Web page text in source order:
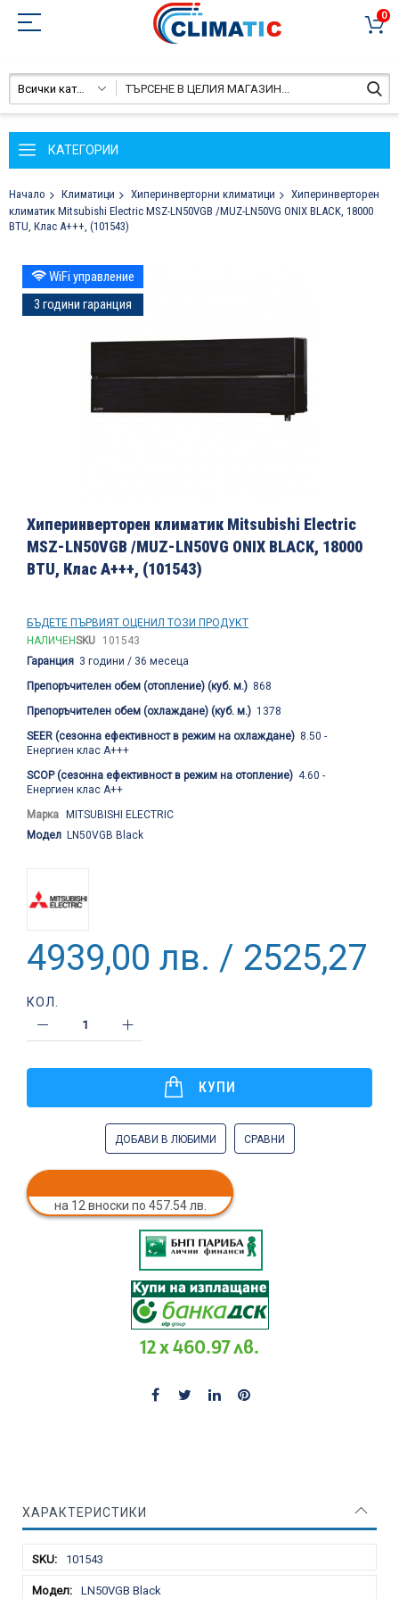
0
Всички категории
КАТЕГОРИИ
Начало Климатици Хиперинверторни климатици
Хиперинверторен
климатик Mitsubishi Electric MSZ-LN50VGB /MUZ-LN50VG ONIX BLACK, 18000
BTU, Клас A+++, (101543)
Преминете
към
края
на
WiFi управление
3 години гаранция
към
началото
на
галерия
Хиперинверторен климатик Mitsubishi Electric
MSZ-LN50VGB /MUZ-LN50VG ONIX BLACK, 18000
BTU, Клас A+++, (101543)
БЪДЕТЕ ПЪРВИЯТ ОЦЕНИЛ ТОЗИ ПРОДУКТ
НАЛИЧЕНSKU
101543
Гаранция 3 години / 36 месеца
Препоръчителен обем (отопление) (куб. м.) 868
Препоръчителен обем (охлаждане) (куб. м.) 1378
SEER (сезонна ефективност в режим на охлаждане) 8.50 -
Енергиен клас A+++
SCOP (сезонна ефективност в режим на отопление) 4.60 -
Енергиен клас A++
Марка MITSUBISHI ELECTRIC
Модел LN50VGB Black
4939,00 лв. / 2525,27 €
КОЛ.
КУПИ
ДОБАВИ В ЛЮБИМИ СРАВНИ
на 12 вноски по 457.54 лв.
12 x 460.97 лв.
ХАРАКТЕРИСТИКИ
101543
LN50VGB Black